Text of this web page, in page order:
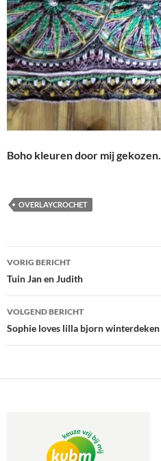
Boho kleuren door mij gekozen.
OVERLAYCROCHET
Bericht
navigatie
VORIG BERICHT
Tuin Jan en Judith
VOLGEND BERICHT
Sophie loves lilla bjorn winterdeken